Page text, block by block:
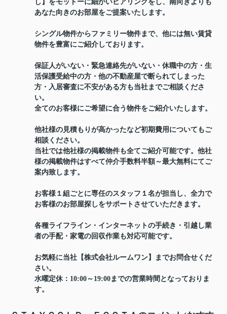
し】をモットーに細かいヒアリングをし、南向きよりも
あなた向きのお部屋をご提案いたします。
シングル物件からファミリー物件まで、他には無い賃貸
物件を豊富にご紹介しております。
保証人がいない・緊急連絡先がいない・休職中の方・生
活保護受給中の方・他の不動産屋で断られてしまった
方・入居審査に不安がある方も当社までご相談くださ
い。
全てのお客様にご希望に合う物件をご紹介いたします。
他社様の見積もりが高かったなど初期費用についてもご
相談ください。
当社では他社様の掲載物件も全てご紹介可能です。他社
様の掲載物件はすべて仲介手数料半額～最大無料にてご
案内致します。
お客様１組ごとに専任のスタッフ１名が担当し、全力で
お客様のお部屋探しをサポートさせていただきます。
各種ライフライン・インターネットの手続き・引越し業
者の手配・家電の回収作業も対応可能です。
お気軽に当社【株式会社ルームワン】までお問合せくだ
さい。
水曜定休：10:00～19:00までの営業時間となっておりま
す。